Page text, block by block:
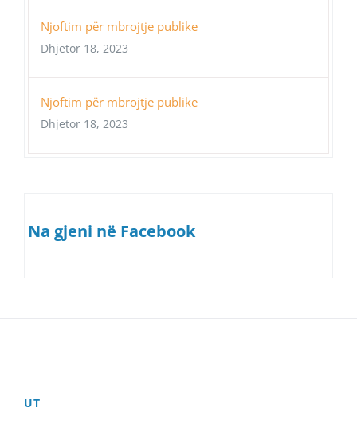
Njoftim për mbrojtje publike
Dhjetor 18, 2023
Njoftim për mbrojtje publike
Dhjetor 18, 2023
Na gjeni në Facebook
UT